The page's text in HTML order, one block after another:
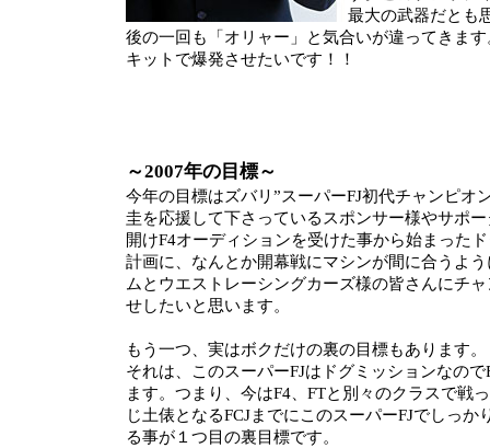
最大の武器だとも
後の一回も「オリャー」と気合いが違ってきま
キットで爆発させたいです！！
～2007年の目標～
今年の目標はズバリ”スーパーFJ初代チャンピオ
圭を応援して下さっているスポンサー様やサポ
開けF4オーディションを受けた事から始まった
計画に、なんとか開幕戦にマシンが間に合うよ
ムとウエストレーシングカーズ様の皆さんにチ
せしたいと思います。
もう一つ、実はボクだけの裏の目標もあります。
それは、このスーパーFJはドグミッションなの
ます。つまり、今はF4、FTと別々のクラスで戦
じ土俵となるFCJまでにこのスーパーFJでしっか
る事が１つ目の裏目標です。